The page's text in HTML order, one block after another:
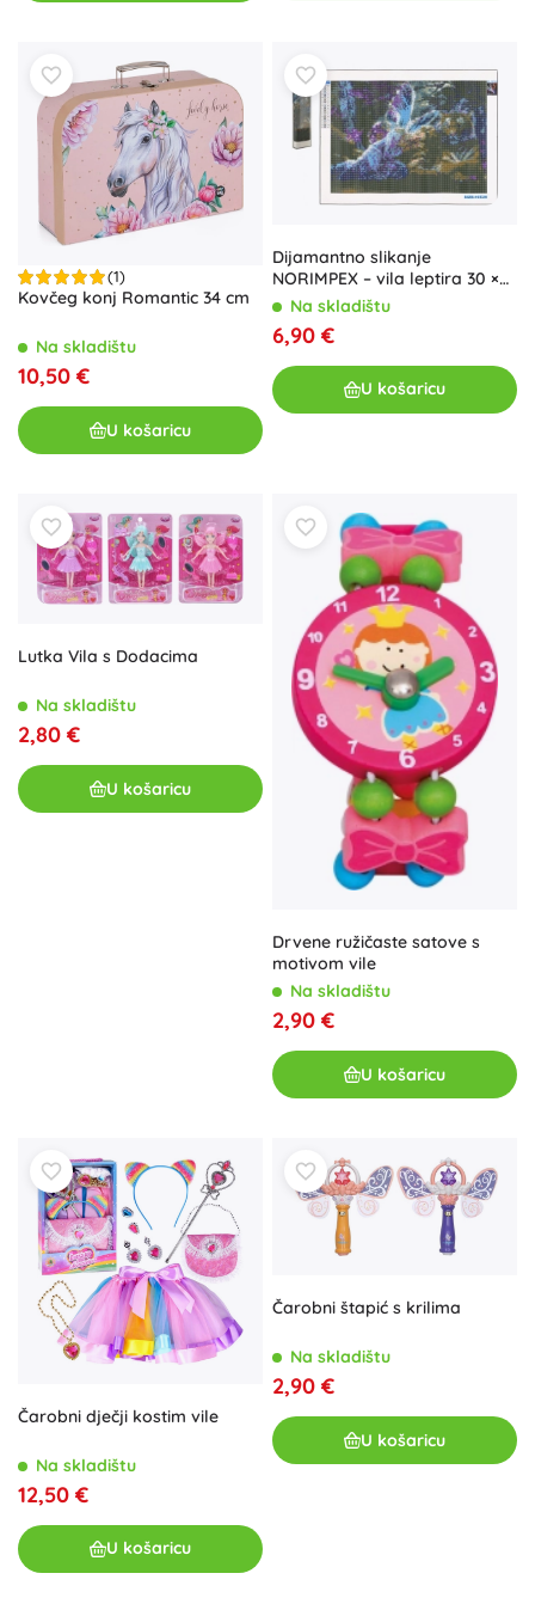
(1)
Kovčeg konj Romantic 34 cm
Na skladištu
10,50 €
U košaricu
Dijamantno slikanje
NORIMPEX – vila leptira 30 ×
40 cm
Na skladištu
6,90 €
U košaricu
Lutka Vila s Dodacima
Na skladištu
2,80 €
U košaricu
Drvene ružičaste satove s
motivom vile
Na skladištu
2,90 €
U košaricu
Čarobni dječji kostim vile
Na skladištu
12,50 €
U košaricu
Čarobni štapić s krilima
Na skladištu
2,90 €
U košaricu